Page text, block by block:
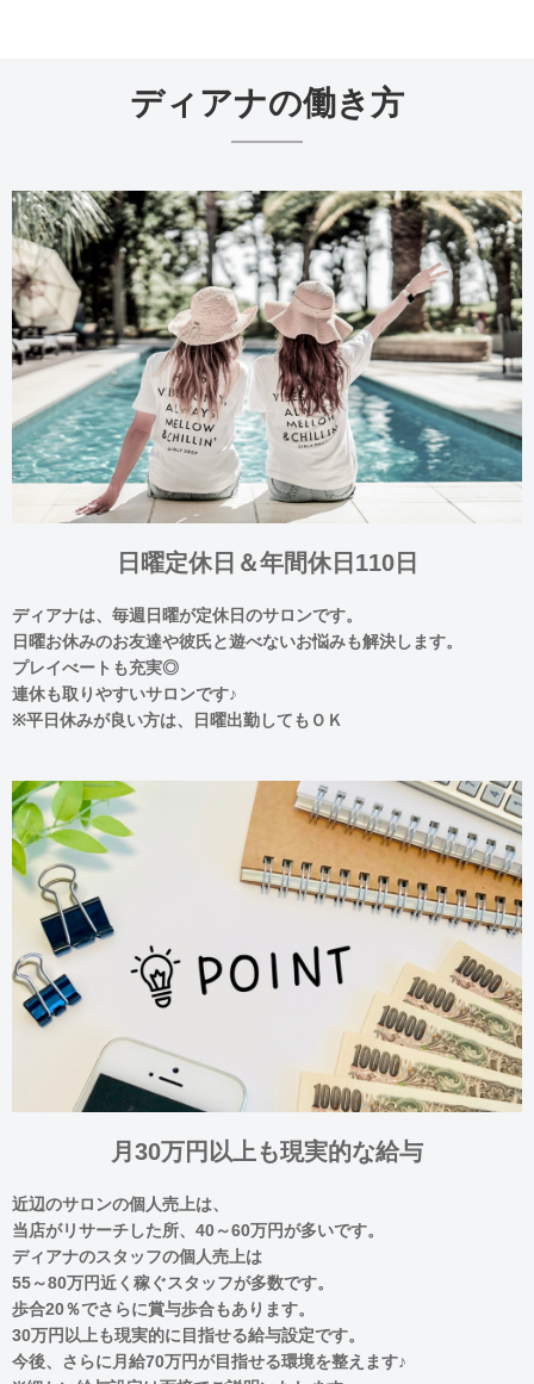
ディアナの働き方
日曜定休日＆年間休日110日
ディアナは、毎週日曜が定休日のサロンです。
日曜お休みのお友達や彼氏と遊べないお悩みも解決します。
プレイべートも充実◎
連休も取りやすいサロンです♪
※平日休みが良い方は、日曜出勤してもＯＫ
月30万円以上も現実的な給与
近辺のサロンの個人売上は、
当店がリサーチした所、40～60万円が多いです。
ディアナのスタッフの個人売上は
55～80万円近く稼ぐスタッフが多数です。
歩合20％でさらに賞与歩合もあります。
30万円以上も現実的に目指せる給与設定です。
今後、さらに月給70万円が目指せる環境を整えます♪